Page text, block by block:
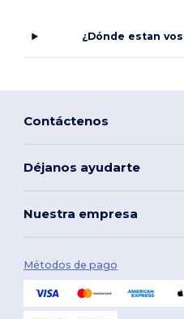
¿Dónde estan
Contáctenos
Déjanos ayudarte
Nuestra empresa
Métodos de pago